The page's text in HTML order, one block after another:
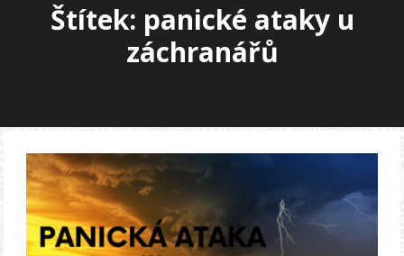
Štítek: panické ataky u
záchranářů